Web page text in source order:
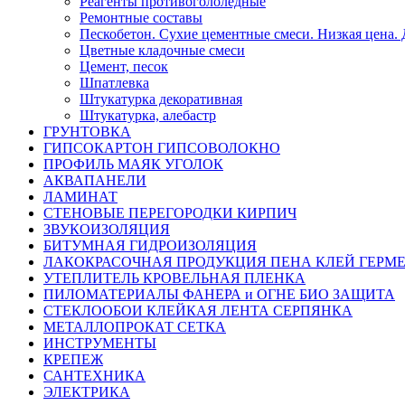
Ремонтные составы
Пескобетон. Сухие цементные смеси. Низкая цена.
Цветные кладочные смеси
Цемент, песок
Шпатлевка
Штукатурка декоративная
Штукатурка, алебастр
ГРУНТОВКА
ГИПСОКАРТОН ГИПСОВОЛОКНО
ПРОФИЛЬ МАЯК УГОЛОК
АКВАПАНЕЛИ
ЛАМИНАТ
СТЕНОВЫЕ ПЕРЕГОРОДКИ КИРПИЧ
ЗВУКОИЗОЛЯЦИЯ
БИТУМНАЯ ГИДРОИЗОЛЯЦИЯ
ЛАКОКРАСОЧНАЯ ПРОДУКЦИЯ ПЕНА КЛЕЙ
УТЕПЛИТЕЛЬ КРОВЕЛЬНАЯ ПЛЕНКА
ПИЛОМАТЕРИАЛЫ ФАНЕРА и ОГНЕ БИО ЗАЩИТА
СТЕКЛООБОИ КЛЕЙКАЯ ЛЕНТА СЕРПЯНКА
МЕТАЛЛОПРОКАТ СЕТКА
ИНСТРУМЕНТЫ
КРЕПЕЖ
САНТЕХНИКА
ЭЛЕКТРИКА